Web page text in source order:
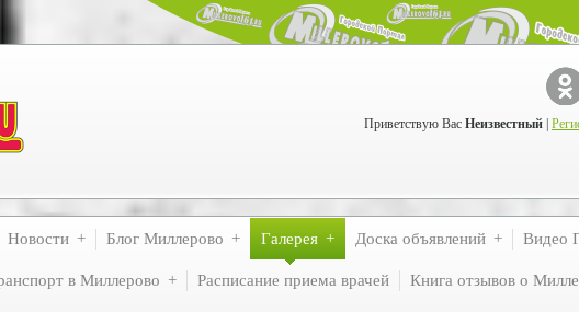
Приветствую Вас Неизвестный
Новости Блог Миллерово Галерея Доска объявлений Видео
в Миллерово Расписание приема врачей Книга отзывов о